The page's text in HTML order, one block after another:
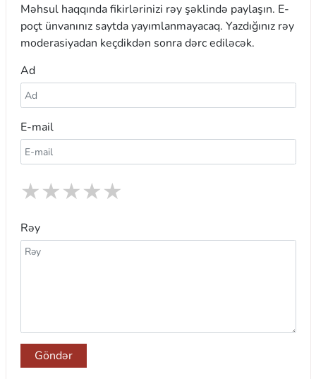
Məhsul haqqında fikirlərinizi rəy şəklində paylaşın. E-
poçt ünvanınız saytda yayımlanmayacaq. Yazdığınız rəy
moderasiyadan keçdikdən sonra dərc ediləcək.
Ad
E-mail
★
★
★
★
★
Rəy
Göndər